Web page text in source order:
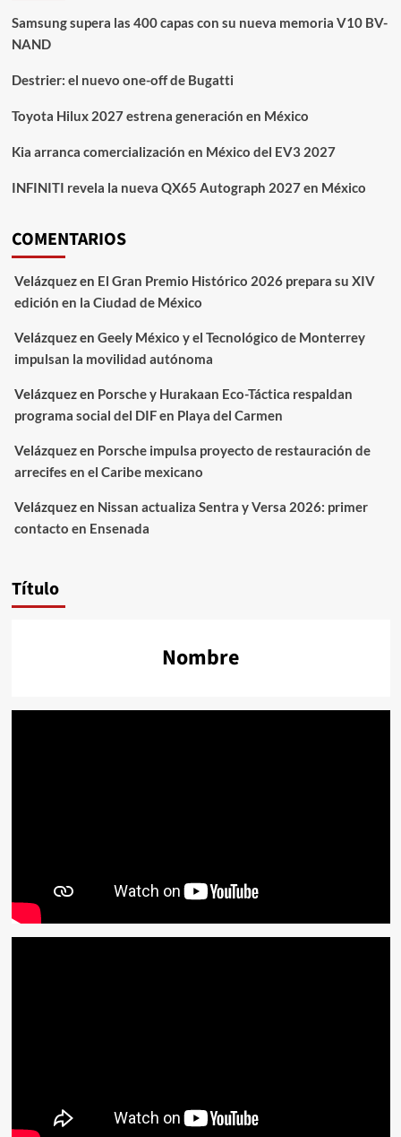
Samsung supera las 400 capas con su nueva memoria V10 BV-
NAND
Destrier: el nuevo one-off de Bugatti
Toyota Hilux 2027 estrena generación en México
Kia arranca comercialización en México del EV3 2027
INFINITI revela la nueva QX65 Autograph 2027 en México
COMENTARIOS
Velázquezen El Gran Premio Histórico 2026 prepara su XIV
edición en la Ciudad de México
Velázquezen Geely México y el Tecnológico de Monterrey
impulsan la movilidad autónoma
Velázquezen Porsche y Hurakaan Eco-Táctica respaldan
programa social del DIF en Playa del Carmen
Velázquezen Porsche impulsa proyecto de restauración de
arrecifes en el Caribe mexicano
Velázquezen Nissan actualiza Sentra y Versa 2026: primer
contacto en Ensenada
Título
Nombre